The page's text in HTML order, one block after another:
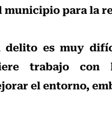
municipio para la
delito es muy
trabajo con
el entorno,